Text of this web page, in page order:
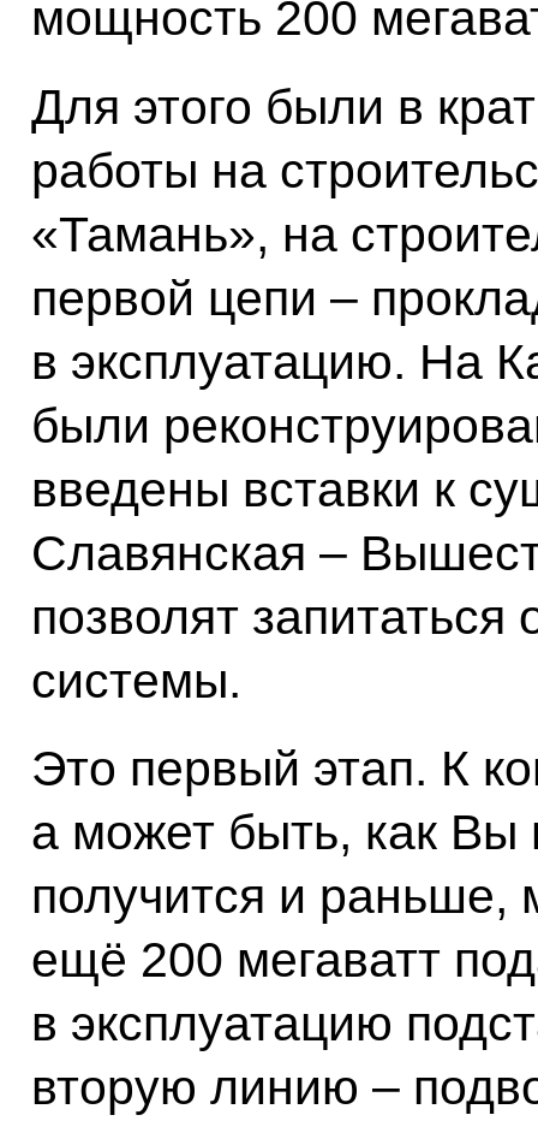
мощность 200
Для этого были в
работы на
«Тамань», на
первой цепи –
в эксплуатацию. На
были
введены вставки к
Славянская –
позволят запитаться
системы.
Это первый этап. К
а может быть, как Вы
получится и раньше,
ещё 200 мегаватт
в эксплуатацию
вторую линию –